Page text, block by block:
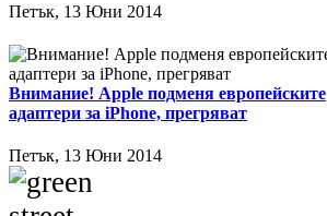
Петък, 13 Юни 2014
Внимание! Apple подменя европейските
адаптери за iPhone, прегряват
Петък, 13 Юни 2014